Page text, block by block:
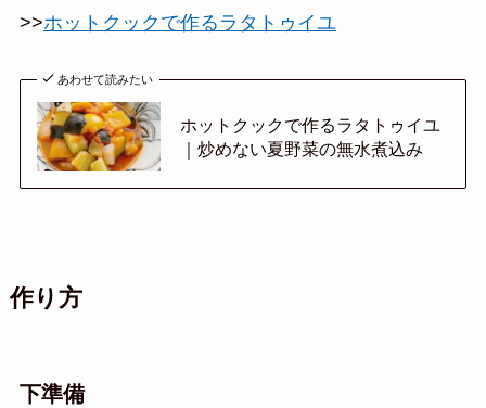
>>ホットクックで作るラタトゥイユ
あわせて読みたい
ホットクックで作るラタトゥイユ
｜炒めない夏野菜の無水煮込み
作り方
下準備